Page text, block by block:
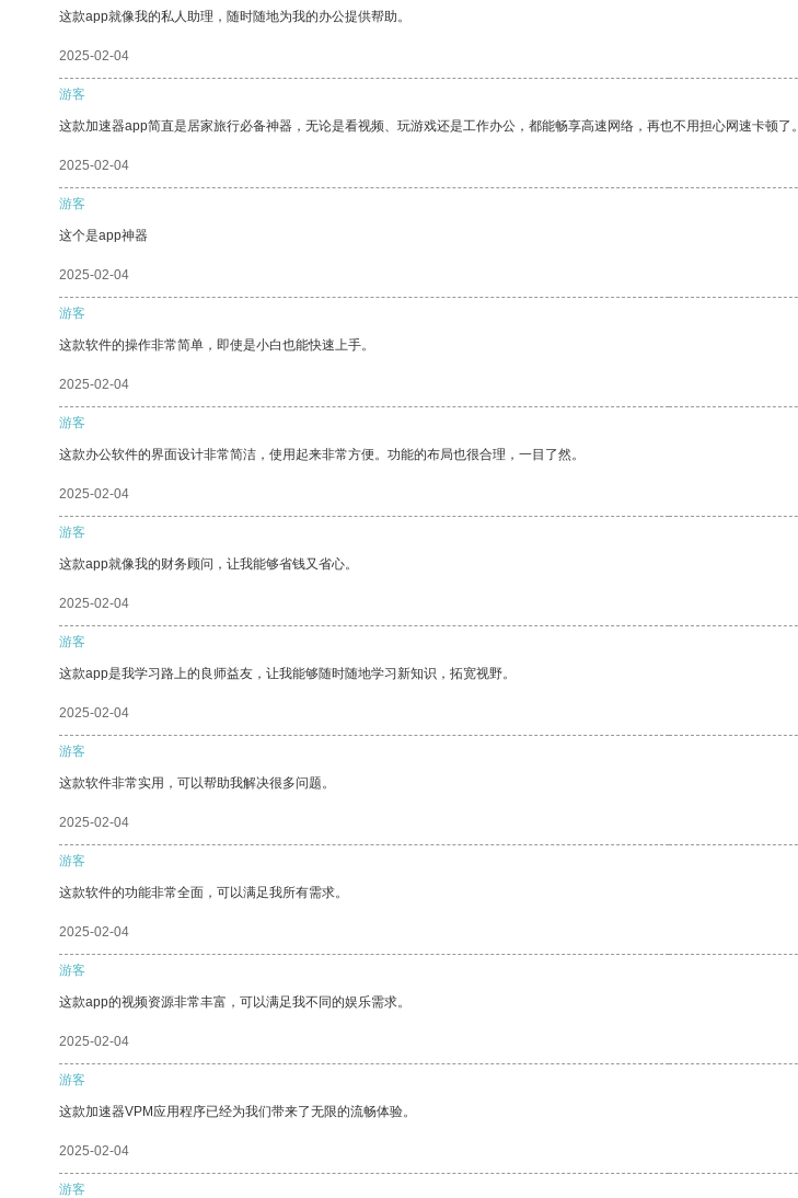
这款app就像我的私人助理，随时随地为我的办公提供帮助。
2025-02-04
游客
这款加速器app简直是居家旅行必备神器，无论是看视频、玩游戏还是工作办公，都能畅享高速网络，再也不用担心网速卡顿了。
2025-02-04
游客
这个是app神器
2025-02-04
游客
这款软件的操作非常简单，即使是小白也能快速上手。
2025-02-04
游客
这款办公软件的界面设计非常简洁，使用起来非常方便。功能的布局也很合理，一目了然。
2025-02-04
游客
这款app就像我的财务顾问，让我能够省钱又省心。
2025-02-04
游客
这款app是我学习路上的良师益友，让我能够随时随地学习新知识，拓宽视野。
2025-02-04
游客
这款软件非常实用，可以帮助我解决很多问题。
2025-02-04
游客
这款软件的功能非常全面，可以满足我所有需求。
2025-02-04
游客
这款app的视频资源非常丰富，可以满足我不同的娱乐需求。
2025-02-04
游客
这款加速器VPM应用程序已经为我们带来了无限的流畅体验。
2025-02-04
游客